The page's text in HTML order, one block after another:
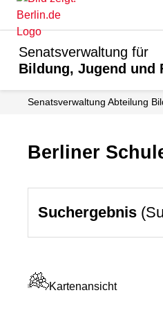
Senatsverwaltung für
Bildung, Jugend und
Senats­verwaltung Abteilung
Berliner
Suchergebnis
Kartenansicht